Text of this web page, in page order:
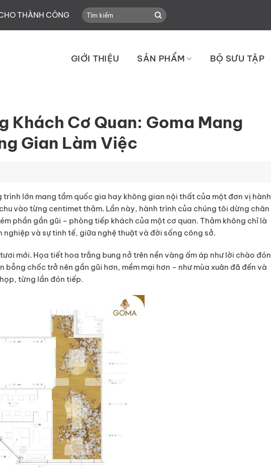
THÀNH CÔNG
Search
for:
GIỚI THIỆU SẢN PHẨM BỘ SƯU TẬP
Khách Cơ Quan: Goma Mang
Gian Làm Việc
lớn mang tầm quốc gia hay không gian nội thất của một đơn vị hành
vào từng centimet thảm. Lần này, hành trình của chúng tôi dừng chân
phần gần gũi – phòng tiếp khách của một cơ quan. Thảm không chỉ là
và sự tinh tế, giữa nghệ thuật và đời sống công sở.
mới. Họa tiết hoa trắng bung nở trên nền vàng ấm áp như lời chào đón
bỗng chốc trở nên gần gũi hơn, mềm mại hơn – như mùa xuân đã đến và
từng lần đón tiếp.